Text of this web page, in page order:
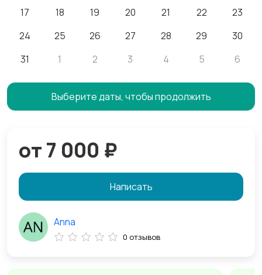
17
18 19 20 21 22
23
24
25 26 27 28 29
30
31
1 2 3 4 5 6
Выберите даты, чтобы продолжить
от 7 000 ₽
Написать
Anna
0 отзывов